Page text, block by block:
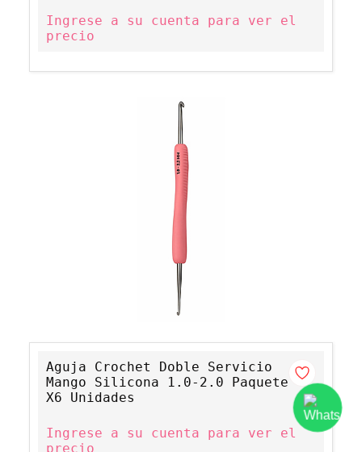
Ingrese a su cuenta para ver el
precio
Aguja Crochet Doble Servicio
Mango Silicona 1.0-2.0 Paquete
X6 Unidades
Ingrese a su cuenta para ver el
precio